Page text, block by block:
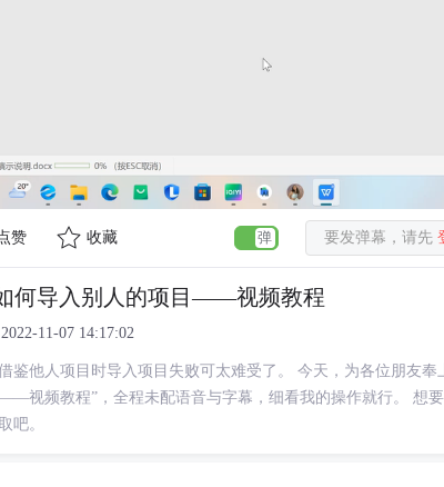
赞 收藏 要发弹幕，请先
何导入别人的项目——视频教程
11-07 14:17:02
鉴他人项目时导入项目失败可太难受了。 今天，为各位朋友奉
视频教程”，全程未配语音与字幕，细看我的操作就行。 想
吧。